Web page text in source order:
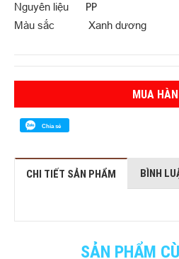
Nguyên liệu PP
Màu sắc Xanh dương
MUA
Chia sẻ
CHI TIẾT SẢN PHẨM BÌNH
SẢN PHẨM